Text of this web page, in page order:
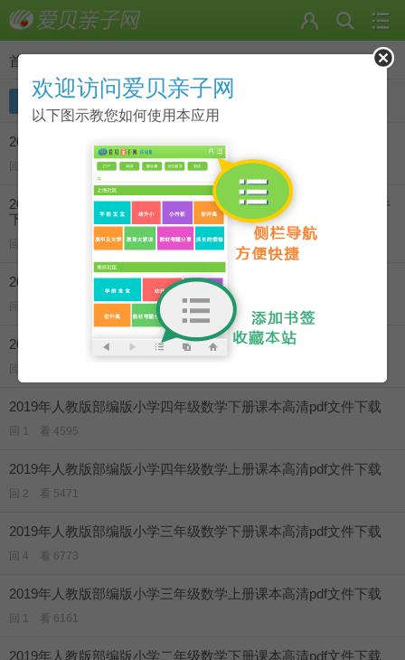
首页
主题 回复
2019年人教版部编版小学一~五年级数学课本高清pdf文件下载
回 1 看 3339
2019年人教版部编版小学一～六年级上册语文课本高清PDF文件
下载合集
回 1 看 5420
2019年人教版部编版小学五年级数学下册课本高清pdf文件下载
回 2 看 5662
2019年人教版部编版小学五年级数学上册课本高清pdf文件下载
回 1 看 5524
2019年人教版部编版小学四年级数学下册课本高清pdf文件下载
回 1 看 4595
2019年人教版部编版小学四年级数学上册课本高清pdf文件下载
回 2 看 5471
2019年人教版部编版小学三年级数学下册课本高清pdf文件下载
回 4 看 6773
2019年人教版部编版小学三年级数学上册课本高清pdf文件下载
回 1 看 6161
2019年人教版部编版小学二年级数学下册课本高清pdf文件下载
欢迎访问爱贝亲子网
以下图示教您如何使用本应用